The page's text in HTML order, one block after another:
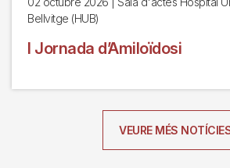
Bellvitge (HUB)
I Jornada d’Amiloïdosi
VEURE MÉS